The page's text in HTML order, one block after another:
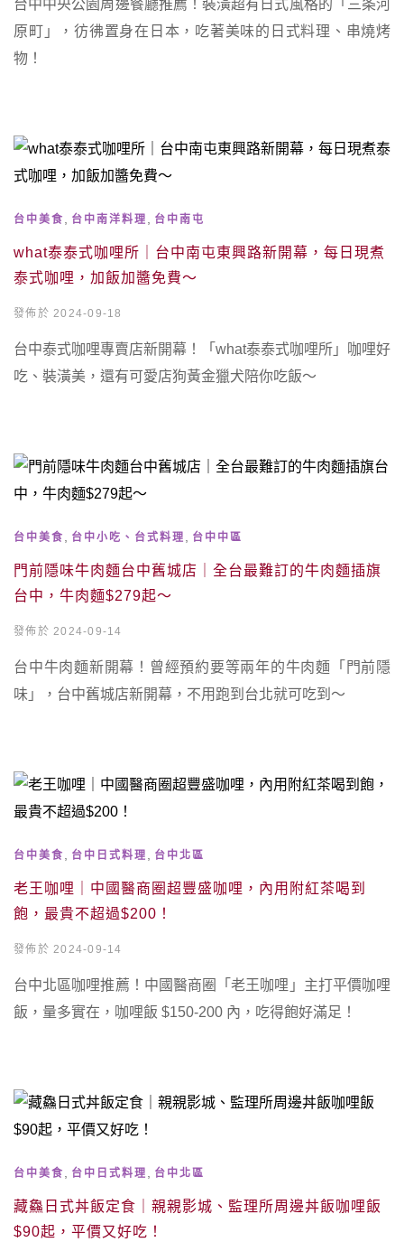
台中中央公園周邊餐廳推薦！裝潢超有日式風格的「三条河
原町」，彷彿置身在日本，吃著美味的日式料理、串燒烤
物！
台中美食 台中南洋料理 台中南屯
what泰泰式咖哩所｜台中南屯東興路新開幕，每日現煮
泰式咖哩，加飯加醬免費～
發佈於 2024-09-18
台中泰式咖哩專賣店新開幕！「what泰泰式咖哩所」咖哩好
吃、裝潢美，還有可愛店狗黃金獵犬陪你吃飯～
台中美食 台中小吃、台式料理 台中中區
門前隱味牛肉麵台中舊城店｜全台最難訂的牛肉麵插旗
台中，牛肉麵$279起～
發佈於 2024-09-14
台中牛肉麵新開幕！曾經預約要等兩年的牛肉麵「門前隱
味」，台中舊城店新開幕，不用跑到台北就可吃到～
台中美食 台中日式料理 台中北區
老王咖哩｜中國醫商圈超豐盛咖哩，內用附紅茶喝到
飽，最貴不超過$200！
發佈於 2024-09-14
台中北區咖哩推薦！中國醫商圈「老王咖哩」主打平價咖哩
飯，量多實在，咖哩飯 $150-200 內，吃得飽好滿足！
台中美食 台中日式料理 台中北區
藏鱻日式丼飯定食｜親親影城、監理所周邊丼飯咖哩飯
$90起，平價又好吃！